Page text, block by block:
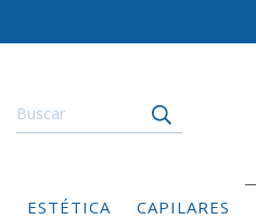
ESTÉTICA CAPILARES